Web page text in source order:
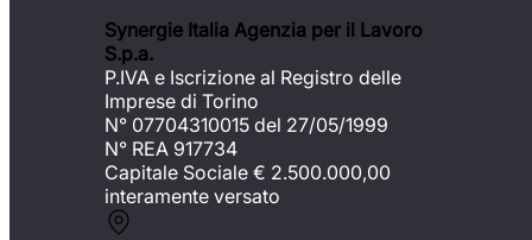
Synergie Italia Agenzia per il Lavoro
S.p.a.
P.IVA e Iscrizione al Registro delle
Imprese di Torino
N° 07704310015 del 27/05/1999
N° REA 917734
Capitale Sociale € 2.500.000,00
interamente versato